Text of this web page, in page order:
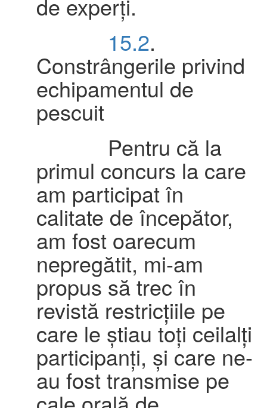
de experți.
15.2.
Constrângerile privind
echipamentul de
pescuit
Pentru că la
primul concurs la care
am participat în
calitate de începător,
am fost oarecum
nepregătit, mi-am
propus să trec în
revistă restricțiile pe
care le știau toți ceilalți
participanți, și care ne-
au fost transmise pe